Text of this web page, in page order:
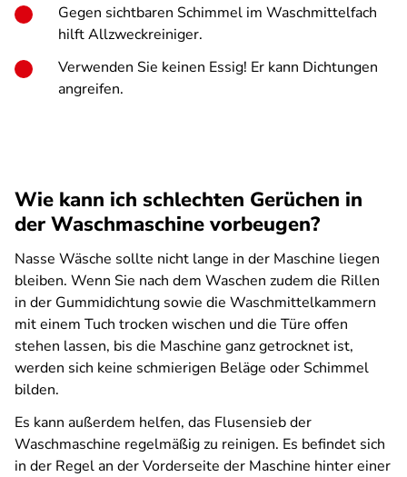
Gegen sichtbaren Schimmel im Waschmittelfach
hilft Allzweckreiniger.
Verwenden Sie keinen Essig! Er kann Dichtungen
angreifen.
Wie kann ich schlechten Gerüchen in
der Waschmaschine vorbeugen?
Nasse Wäsche sollte nicht lange in der Maschine liegen
bleiben. Wenn Sie nach dem Waschen zudem die Rillen
in der Gummidichtung sowie die Waschmittelkammern
mit einem Tuch trocken wischen und die Türe offen
stehen lassen, bis die Maschine ganz getrocknet ist,
werden sich keine schmierigen Beläge oder Schimmel
bilden.
Es kann außerdem helfen, das Flusensieb der
Waschmaschine regelmäßig zu reinigen. Es befindet sich
in der Regel an der Vorderseite der Maschine hinter einer